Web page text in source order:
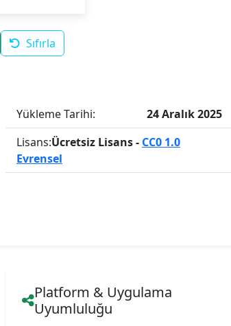
Sıfırla
Yükleme Tarihi:
24 Aralık 2025
Lisans:Ücretsiz Lisans - CC0 1.0
Evrensel
Platform & Uygulama
Uyumluluğu